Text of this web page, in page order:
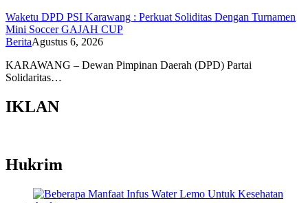
Waketu DPD PSI Karawang : Perkuat Soliditas Dengan Turnamen
Mini Soccer GAJAH CUP
BeritaAgustus 6, 2026
KARAWANG – Dewan Pimpinan Daerah (DPD) Partai
Solidaritas…
IKLAN
Hukrim